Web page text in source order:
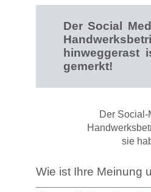
Der Social
hinweggerast
gemerkt!
Der Social-
sie
Wie ist Ihre Meinung